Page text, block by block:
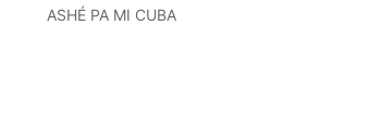
ASHÉ PA MI CUBA